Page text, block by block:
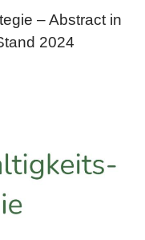
– Abstract in
2024